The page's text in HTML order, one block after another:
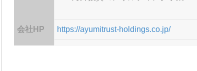
会社HP https://ayumitrust-holdings.co.jp/